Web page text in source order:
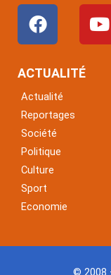
F
a
c
e
o
o
k
Y
o
u
ACTUALITÉ
Actualité
Reportages
Société
Politique
Culture
Sport
Economie